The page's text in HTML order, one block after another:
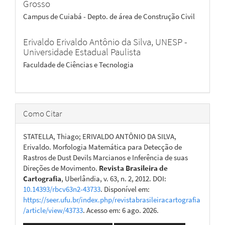
Grosso
Campus de Cuiabá - Depto. de área de Construção Civil
Erivaldo Erivaldo Antônio da Silva, UNESP -
Universidade Estadual Paulista
Faculdade de Ciências e Tecnologia
Como Citar
STATELLA, Thiago; ERIVALDO ANTÔNIO DA SILVA,
Erivaldo. Morfologia Matemática para Detecção de
Rastros de Dust Devils Marcianos e Inferência de suas
Direções de Movimento. Revista Brasileira de
Cartografia, Uberlândia, v. 63, n. 2, 2012. DOI:
10.14393/rbcv63n2-43733. Disponível em:
https://seer.ufu.br/index.php/revistabrasileiracartografia
/article/view/43733. Acesso em: 6 ago. 2026.